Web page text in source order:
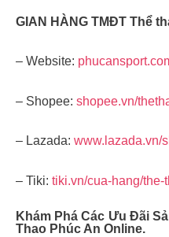
GIAN HÀNG TMĐT Thể
– Website:
– Shopee: shopee.vn/
– Lazada: www.lazada.vn/
– Tiki: tiki.vn/cua-hang/the-
Khám Phá Các Ưu Đãi
Thao Phúc An Online.